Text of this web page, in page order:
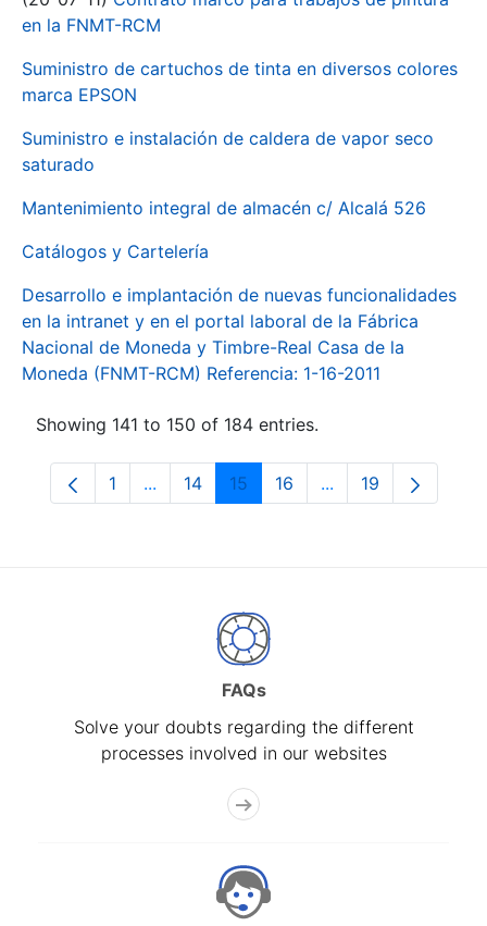
en la FNMT-RCM
Suministro de cartuchos de tinta en diversos colores
marca EPSON
Suministro e instalación de caldera de vapor seco
saturado
Mantenimiento integral de almacén c/ Alcalá 526
Catálogos y Cartelería
Desarrollo e implantación de nuevas funcionalidades
en la intranet y en el portal laboral de la Fábrica
Nacional de Moneda y Timbre-Real Casa de la
Moneda (FNMT-RCM) Referencia: 1-16-2011
Showing 141 to 150 of 184 entries.
Page
1 ...Intermediate Pages Use TAB to navigate.
Page
14 Page
15 Page
16 ...Intermediate
Page
19
FAQs
Solve your doubts regarding the different
processes involved in our websites